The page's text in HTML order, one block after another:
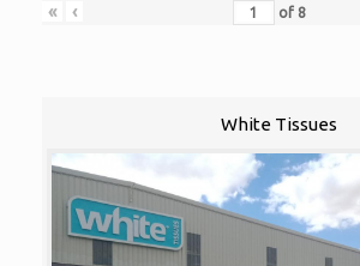
« ‹ of 8
White Tissues